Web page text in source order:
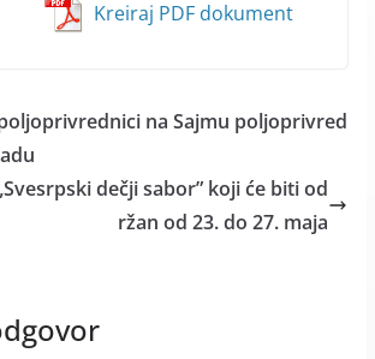
Kreiraj PDF dokument
na Sajmu poljoprivred
dečji sabor” koji će biti od
ržan od 23. do 27. maja